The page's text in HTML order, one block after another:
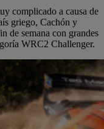
complicado a causa de
griego, Cachón y
de semana con grandes
WRC2 Challenger.